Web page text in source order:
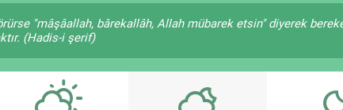
"mâşâallah, bârekallâh, Allah mübarek etsin" diyerek
(Hadis-i şerif)